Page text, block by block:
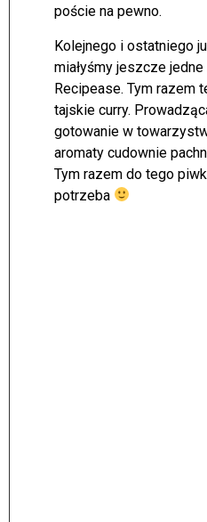
poście na pewno.
Kolejnego i ostatniego
miałyśmy jeszcze
Recipease. Tym razem
tajskie curry.
gotowanie w
aromaty cudownie
Tym razem do tego
potrzeba